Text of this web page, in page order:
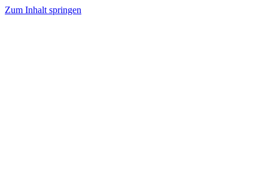
Zum Inhalt springen